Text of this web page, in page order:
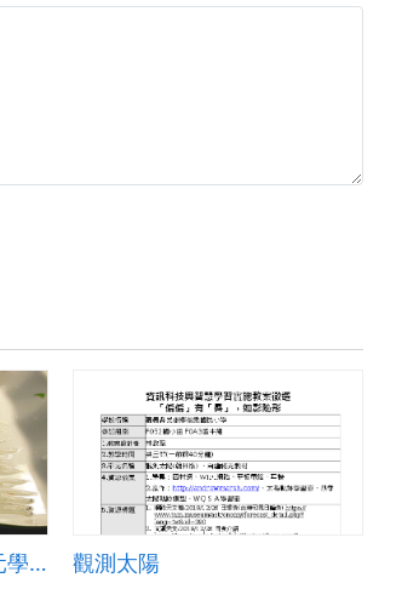
海洋生物多樣性降低_單元學習單 觀測太陽